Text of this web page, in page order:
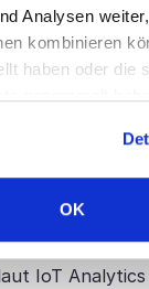
Analysen
kombinieren
haben oder die
OK
Anwendungen.
und
industrielle
sind nur
IoT